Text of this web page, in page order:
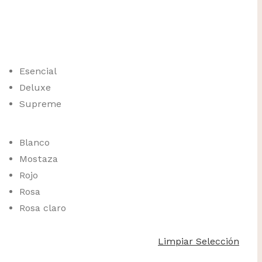
Esencial
Deluxe
Supreme
Blanco
Mostaza
Rojo
Rosa
Rosa claro
Limpiar Selección